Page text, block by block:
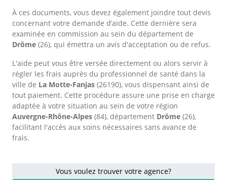
À ces documents, vous devez également joindre tout devis
concernant votre demande d’aide. Cette dernière sera
examinée en commission au sein du département de
Drôme (26), qui émettra un avis d'acceptation ou de refus.
L'aide peut vous être versée directement ou alors servir à
régler les frais auprès du professionnel de santé dans la
ville de La Motte-Fanjas (26190), vous dispensant ainsi de
tout paiement. Cette procédure assure une prise en charge
adaptée à votre situation au sein de votre région
Auvergne-Rhône-Alpes (84), département Drôme (26),
facilitant l'accès aux soins nécessaires sans avance de
frais.
Vous voulez trouver votre agence?